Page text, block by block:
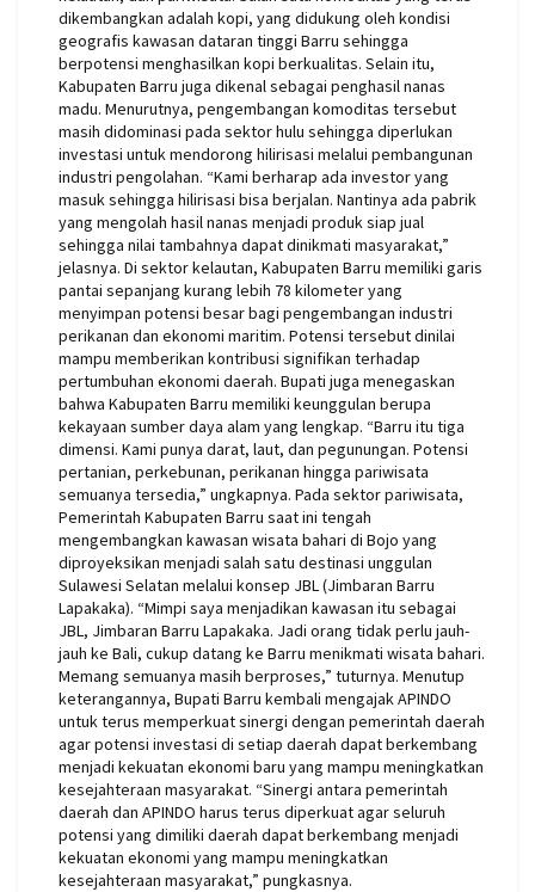
dikembangkan adalah kopi, yang didukung oleh kondisi
geografis kawasan dataran tinggi Barru sehingga
berpotensi menghasilkan kopi berkualitas. Selain itu,
Kabupaten Barru juga dikenal sebagai penghasil nanas
madu. Menurutnya, pengembangan komoditas tersebut
masih didominasi pada sektor hulu sehingga diperlukan
investasi untuk mendorong hilirisasi melalui pembangunan
industri pengolahan. “Kami berharap ada investor yang
masuk sehingga hilirisasi bisa berjalan. Nantinya ada pabrik
yang mengolah hasil nanas menjadi produk siap jual
sehingga nilai tambahnya dapat dinikmati masyarakat,”
jelasnya. Di sektor kelautan, Kabupaten Barru memiliki garis
pantai sepanjang kurang lebih 78 kilometer yang
menyimpan potensi besar bagi pengembangan industri
perikanan dan ekonomi maritim. Potensi tersebut dinilai
mampu memberikan kontribusi signifikan terhadap
pertumbuhan ekonomi daerah. Bupati juga menegaskan
bahwa Kabupaten Barru memiliki keunggulan berupa
kekayaan sumber daya alam yang lengkap. “Barru itu tiga
dimensi. Kami punya darat, laut, dan pegunungan. Potensi
pertanian, perkebunan, perikanan hingga pariwisata
semuanya tersedia,” ungkapnya. Pada sektor pariwisata,
Pemerintah Kabupaten Barru saat ini tengah
mengembangkan kawasan wisata bahari di Bojo yang
diproyeksikan menjadi salah satu destinasi unggulan
Sulawesi Selatan melalui konsep JBL (Jimbaran Barru
Lapakaka). “Mimpi saya menjadikan kawasan itu sebagai
JBL, Jimbaran Barru Lapakaka. Jadi orang tidak perlu jauh-
jauh ke Bali, cukup datang ke Barru menikmati wisata bahari.
Memang semuanya masih berproses,” tuturnya. Menutup
keterangannya, Bupati Barru kembali mengajak APINDO
untuk terus memperkuat sinergi dengan pemerintah daerah
agar potensi investasi di setiap daerah dapat berkembang
menjadi kekuatan ekonomi baru yang mampu meningkatkan
kesejahteraan masyarakat. “Sinergi antara pemerintah
daerah dan APINDO harus terus diperkuat agar seluruh
potensi yang dimiliki daerah dapat berkembang menjadi
kekuatan ekonomi yang mampu meningkatkan
kesejahteraan masyarakat,” pungkasnya.